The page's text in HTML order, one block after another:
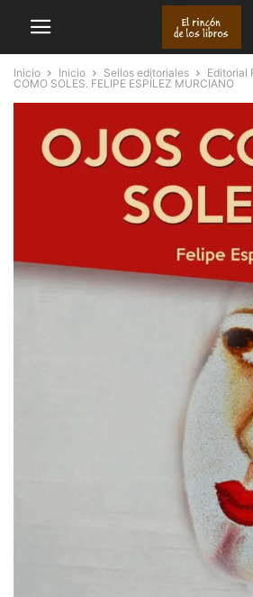
Inicio Inicio Sellos editoriales Editorial
COMO SOLES. FELIPE ESPÍLEZ MURCIANO